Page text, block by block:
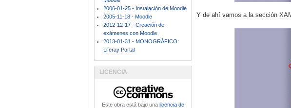
Y de ahí vamos a la sección
2006-01-25 - Instalación de Moodle
2005-11-18 - Moodle
2012-12-17 - Creación de
exámenes con Moodle
2013-01-31 - MONOGRÁFICO:
Liferay Portal
LICENCIA
Este obra está bajo una licencia de